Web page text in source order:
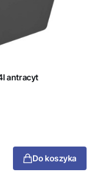
antracyt
Do koszyka